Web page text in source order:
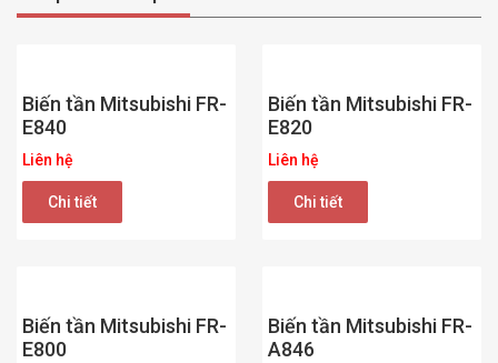
Biến tần Mitsubishi FR-
E840
Liên hệ
Chi tiết
Biến tần Mitsubishi FR-
E820
Liên hệ
Chi tiết
Biến tần Mitsubishi FR-
E800
Biến tần Mitsubishi FR-
A846